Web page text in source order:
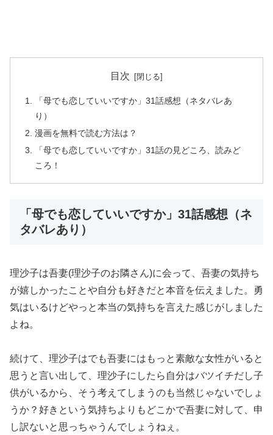
目次
「母でも恋していいですか」31話感想（ネタバレあ
り）
漫画を無料で読む方法は？
「母でも恋していいですか」31話の見どころ、読みど
ころ！
「母でも恋していいですか」31話感想（ネ
タバレあり）
理沙子は吾妻(理沙子のお隣さん)に会って、吾妻の気持ち
が嬉しかったことや自分も好きだと本音を伝えました。勇
気はいるけどやっと本当の気持ちを言えた感じがしました
よね。
続けて、理沙子はでも吾妻にはもっと素敵な女性がいると
思うと言い出して、理沙子にしたら自分はバツイチだし子
供がいるから、そう考えてしまうのも当然じゃないでしょ
うか？好きという気持ちよりもどこかで吾妻に対して、申
し訳ないと思っちゃうんでしょうねぇ。